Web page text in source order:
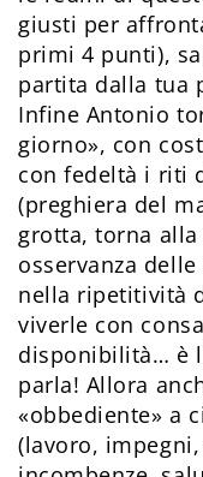
giusti per
primi 4 punti),
partita dalla tua
Infine Antonio
giorno», con
con fedeltà i riti
(preghiera del
grotta, torna alla
osservanza
nella ripetitività
viverle con
disponibilità… è
parla! Allora
«obbediente» a
(lavoro,